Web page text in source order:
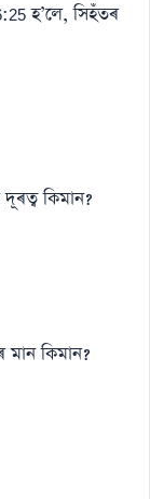
হ’লে, সিহঁতৰ
কিমান?
কিমান?